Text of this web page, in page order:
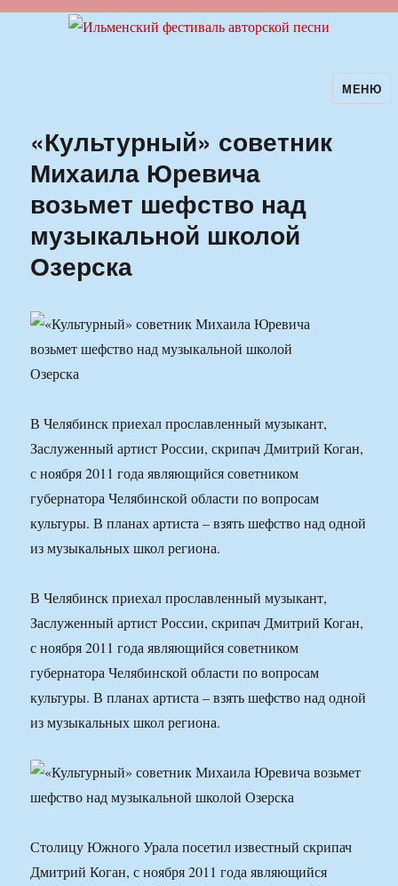
Ильменский фестиваль авторскойМЕНЮ
«Культурный» советник
Михаила Юревича
возьмет шефство над
музыкальной школой
Озерска
В Челябинск приехал прославленный музыкант,
Заслуженный артист России, скрипач Дмитрий Коган,
с ноября 2011 года являющийся советником
губернатора Челябинской области по вопросам
культуры. В планах артиста – взять шефство над одной
из музыкальных школ региона.
В Челябинск приехал прославленный музыкант,
Заслуженный артист России, скрипач Дмитрий Коган,
с ноября 2011 года являющийся советником
губернатора Челябинской области по вопросам
культуры. В планах артиста – взять шефство над одной
из музыкальных школ региона.
Столицу Южного Урала посетил известный скрипач
Дмитрий Коган, с ноября 2011 года являющийся